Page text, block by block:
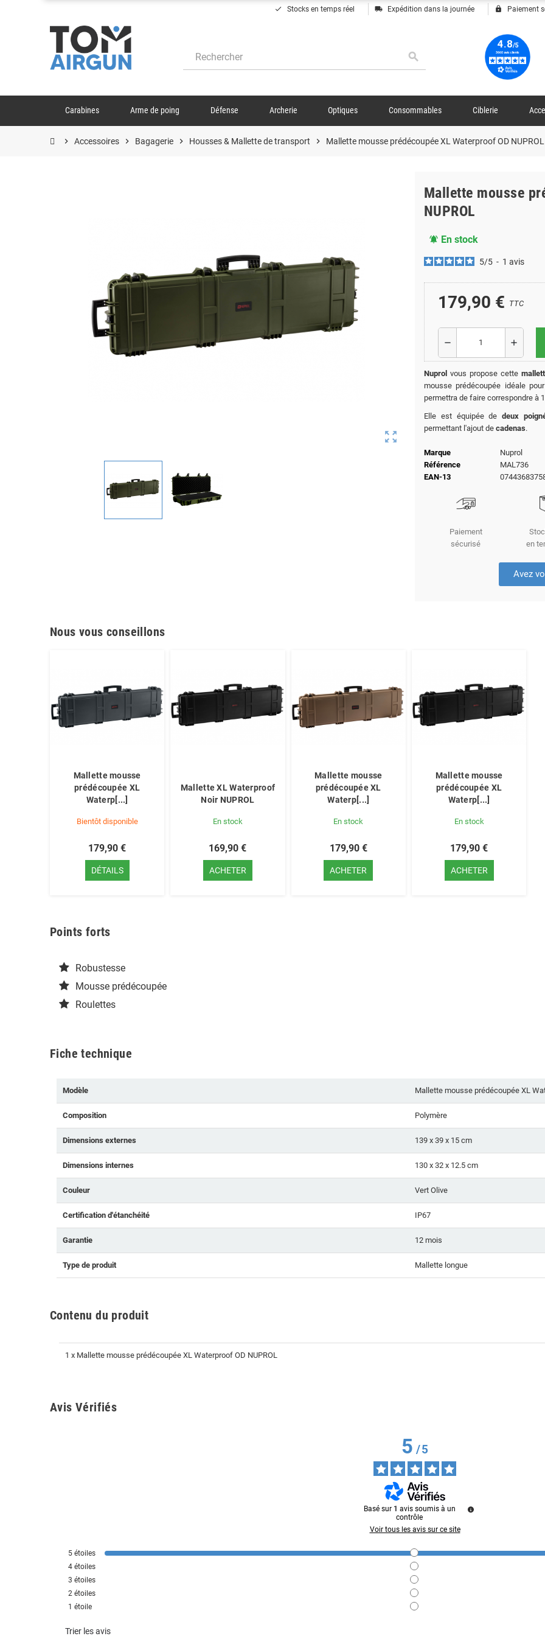
done Stocks en temps réel local_shipping Expédition dans la journée lock Paiement
search
Carabines Arme de poing Défense Archerie Optiques Consommables Ciblerie
chevron_right Accessoires chevron_right Bagagerie chevron_right Housses & Mallette de transport chevron_right Mallette mousse prédécoupée XL Waterproof OD NUPROL
zoom_out_map
Mallette mousse
NUPROL
notifications_active En stock
5/5 - 1 avis
179,90 € TTC
remove add
Nuprol vous propose cette
mousse prédécoupée idéale
permettra de faire correspondre à
Elle est équipée dedeux
permettant l'ajout de cadenas.
Marque
Nuprol
Référence
MAL736
EAN-13
Paiement
sécurisé
en
Avez
Nous vous conseillons
Mallette mousse
prédécoupée XL
Waterp[...]
Bientôt disponible
179,90 €
DÉTAILS
Mallette XL Waterproof
Noir NUPROL
En stock
169,90 €
ACHETER
Mallette mousse
prédécoupée XL
Waterp[...]
En stock
179,90 €
ACHETER
Mallette mousse
prédécoupée XL
Waterp[...]
En stock
179,90 €
ACHETER
Points forts
Robustesse
Mousse prédécoupée
Roulettes
Fiche technique
Modèle Mallette mousse prédécoupée XL
Composition Polymère
Dimensions externes 139 x 39 x 15 cm
Dimensions internes 130 x 32 x 12.5 cm
Couleur Vert Olive
Certification d'étanchéité IP67
Garantie 12 mois
Type de produit Mallette longue
Contenu du produit
1 x Mallette mousse prédécoupée XL Waterproof OD NUPROL
Avis Vérifiés
5/5
Basé sur 1 avis soumis à un
contrôle
Voir tous les avis sur ce site
5 étoiles
4 étoiles
3 étoiles
2 étoiles
1 étoile
Trier les avis